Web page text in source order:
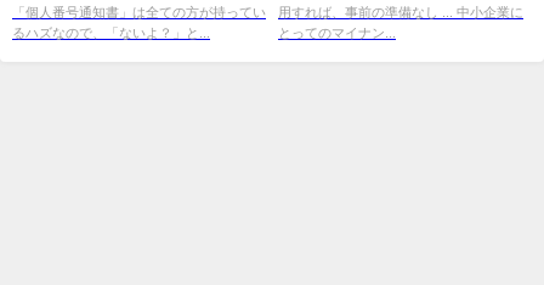
「個人番号通知書」は全ての方が持ってい
るハズなので、「ないよ？」と...
用すれば、事前の準備なし ... 中小企業に
とってのマイナン...